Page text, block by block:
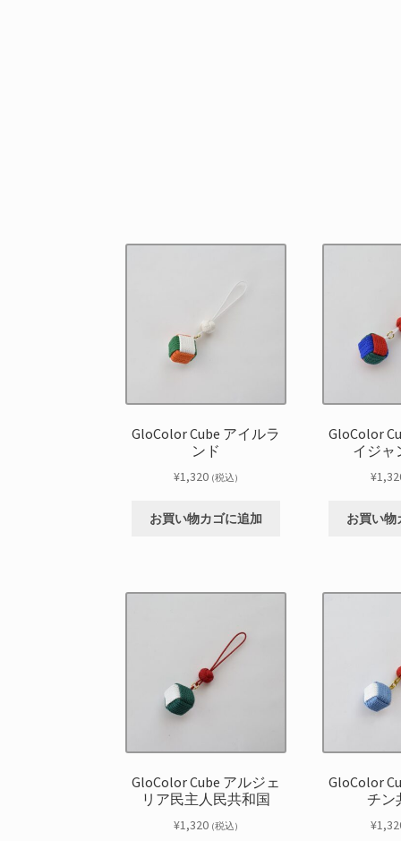
GloColor Cube アイルラ
ンド
¥1,320 (税込)
お買い物カゴに追加
GloColor
イジャ
¥
お買い物
GloColor Cube アルジェ
リア民主人民共和国
¥1,320 (税込)
GloColor
チン
¥